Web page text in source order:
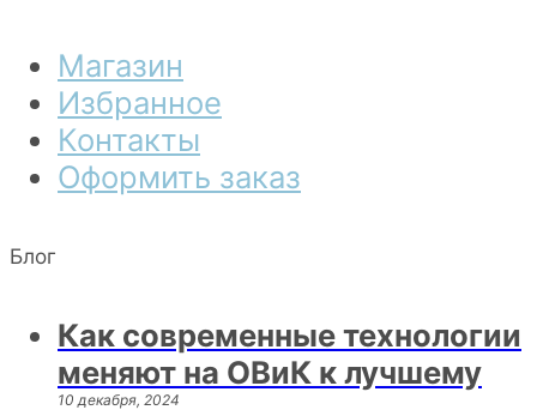
Магазин
Избранное
Контакты
Оформить заказ
Блог
Как современные технологии
меняют на ОВиК к лучшему
10 декабря, 2024